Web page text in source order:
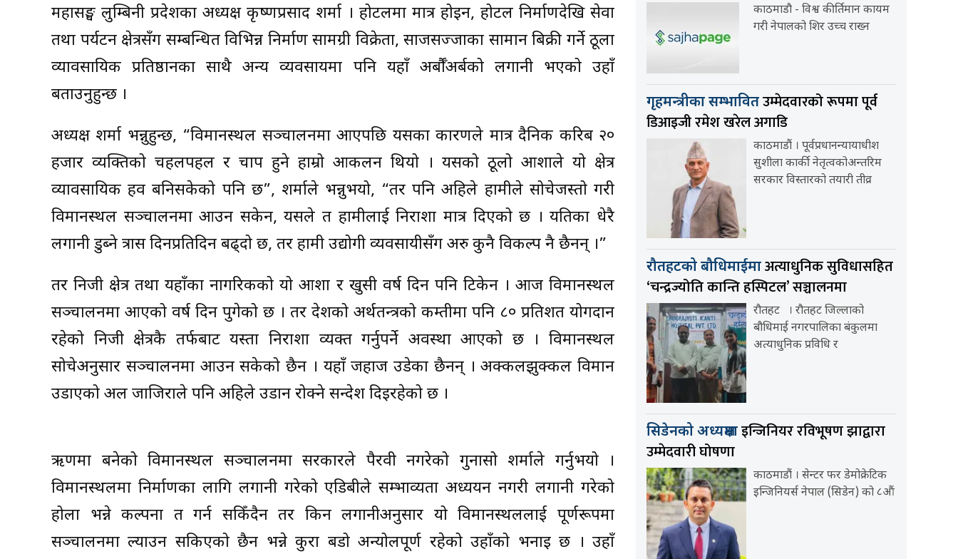
महासङ्घ लुम्बिनी प्रदेशका अध्यक्ष कृष्णप्रसाद शर्मा । होटलमा मात्र होइन, होटल निर्माणदेखि सेवा
तथा पर्यटन क्षेत्रसँग सम्बन्धित विभिन्न निर्माण सामग्री विक्रेता, साजसज्जाका सामान बिक्री गर्ने ठूला
व्यावसायिक प्रतिष्ठानका साथै अन्य व्यवसायमा पनि यहाँ अर्बौँअर्बको लगानी भएको उहाँ
बताउनुहुन्छ ।
अध्यक्ष शर्मा भन्नुहुन्छ, “विमानस्थल सञ्चालनमा आएपछि यसका कारणले मात्र दैनिक करिब २०
हजार व्यक्तिको चहलपहल र चाप हुने हाम्रो आकलन थियो । यसको ठूलो आशाले यो क्षेत्र
व्यावसायिक हव बनिसकेको पनि छ”, शर्माले भन्नुभयो, “तर पनि अहिले हामीले सोचेजस्तो गरी
विमानस्थल सञ्चालनमा आउन सकेन, यसले त हामीलाई निराशा मात्र दिएको छ । यतिका धेरै
लगानी डुब्ने त्रास दिनप्रतिदिन बढ्दो छ, तर हामी उद्योगी व्यवसायीसँग अरु कुनै विकल्प नै छैनन् ।”
तर निजी क्षेत्र तथा यहाँका नागरिकको यो आशा र खुसी वर्ष दिन पनि टिकेन । आज विमानस्थल
सञ्चालनमा आएको वर्ष दिन पुगेको छ । तर देशको अर्थतन्त्रको कम्तीमा पनि ८० प्रतिशत योगदान
रहेको निजी क्षेत्रकै तर्फबाट यस्ता निराशा व्यक्त गर्नुपर्ने अवस्था आएको छ । विमानस्थल
सोचेअनुसार सञ्चालनमा आउन सकेको छैन । यहाँ जहाज उडेका छैनन् । अक्कलझुक्कल विमान
उडाएको अल जाजिराले पनि अहिले उडान रोक्ने सन्देश दिइरहेको छ ।
ऋणमा बनेको विमानस्थल सञ्चालनमा सरकारले पैरवी नगरेको गुनासो शर्माले गर्नुभयो ।
विमानस्थलमा निर्माणका लागि लगानी गरेको एडिबीले सम्भाव्यता अध्ययन नगरी लगानी गरेको
होला भन्ने कल्पना त गर्न सकिँदैन तर किन लगानीअनुसार यो विमानस्थललाई पूर्णरूपमा
सञ्चालनमा ल्याउन सकिएको छैन भन्ने कुरा बडो अन्योलपूर्ण रहेको उहाँको भनाइ छ । उहाँ
काठमाडौ - विश्व कीर्तिमान कायम
गरी नेपालको शिर उच्च राख्न
गृहमन्त्रीका सम्भावितउम्मेदवारको रूपमा पूर्व
डिआइजी रमेश खरेल अगाडि
काठमाडौं । पूर्वप्रधानन्यायाधीश
सुशीला कार्की नेतृत्वकोअन्तरिम
सरकार विस्तारको तयारी तीव्र
रौतहटको बौधिमाईमाअत्याधुनिक सुविधासहित
‘चन्द्रज्योति कान्ति हस्पिटल’ सञ्चालनमा
रौतहट । रौतहट जिल्लाको
बौधिमाई नगरपालिका बंकुलमा
अत्याधुनिक प्रविधि र
सिडेनको अध्यक्षमाइन्जिनियर रविभूषण झाद्वारा
उम्मेदवारी घोषणा
काठमाडौं । सेन्टर फर डेमोक्रेटिक
इन्जिनियर्स नेपाल (सिडेन) को ८औं